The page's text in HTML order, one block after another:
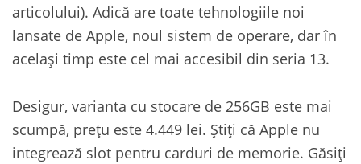
articolului). Adică are toate tehnologiile noi
lansate de Apple, noul sistem de operare, dar în
același timp este cel mai accesibil din seria 13.
Desigur, varianta cu stocare de 256GB este mai
scumpă, prețu este 4.449 lei. Știți că Apple nu
integrează slot pentru carduri de memorie. Găsiți